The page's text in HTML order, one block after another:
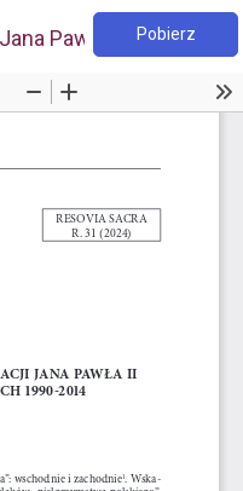
Pawła II w Lublinie
Pobierz